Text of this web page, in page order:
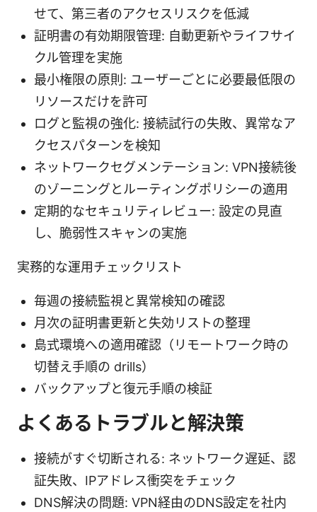
せて、第三者のアクセスリスクを低減
証明書の有効期限管理: 自動更新やライフサイ
クル管理を実施
最小権限の原則: ユーザーごとに必要最低限の
リソースだけを許可
ログと監視の強化: 接続試行の失敗、異常なア
クセスパターンを検知
ネットワークセグメンテーション: VPN接続後
のゾーニングとルーティングポリシーの適用
定期的なセキュリティレビュー: 設定の見直
し、脆弱性スキャンの実施
実務的な運用チェックリスト
毎週の接続監視と異常検知の確認
月次の証明書更新と失効リストの整理
島式環境への適用確認（リモートワーク時の
切替え手順の drills）
バックアップと復元手順の検証
よくあるトラブルと解決策
接続がすぐ切断される: ネットワーク遅延、認
証失敗、IPアドレス衝突をチェック
DNS解決の問題: VPN経由のDNS設定を社内